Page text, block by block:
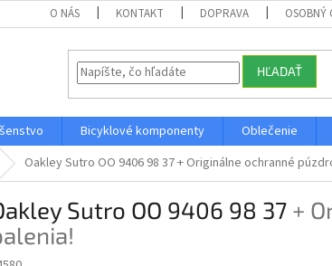
O NÁS KONTAKT DOPRAVA OSOBNÝ
HĽADAŤ
Bicyklové komponenty Oblečenie
Oakley Sutro OO 9406 98 37+ Originálne ochranné
Sutro OO 9406 98 37 +